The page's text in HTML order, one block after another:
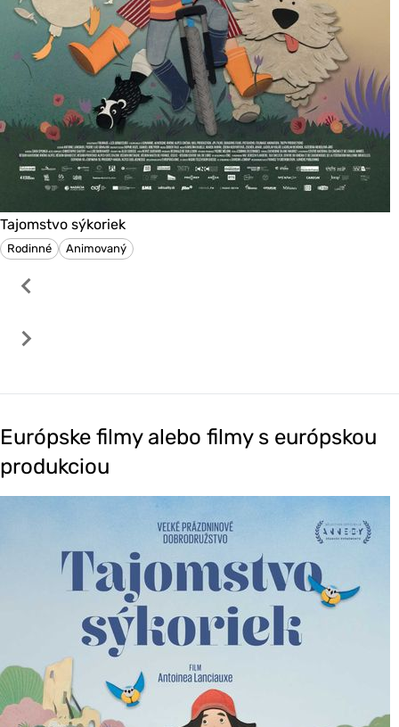
Tajomstvo sýkoriek
Rodinné Animovaný
Európske filmy alebo filmy s európskou
produkciou